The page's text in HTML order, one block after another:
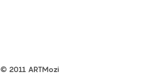
© 2011 ARTMozi